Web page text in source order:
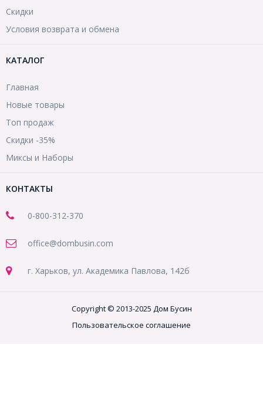
Скидки
Условия возврата и обмена
КАТАЛОГ
Главная
Новые товары
Топ продаж
Скидки -35%
Миксы и Наборы
КОНТАКТЫ
0-800-312-370
office@dombusin.com
г. Харьков, ул. Академика Павлова, 142б
Copyright © 2013-2025 Дом Бусин
Пользовательское соглашение